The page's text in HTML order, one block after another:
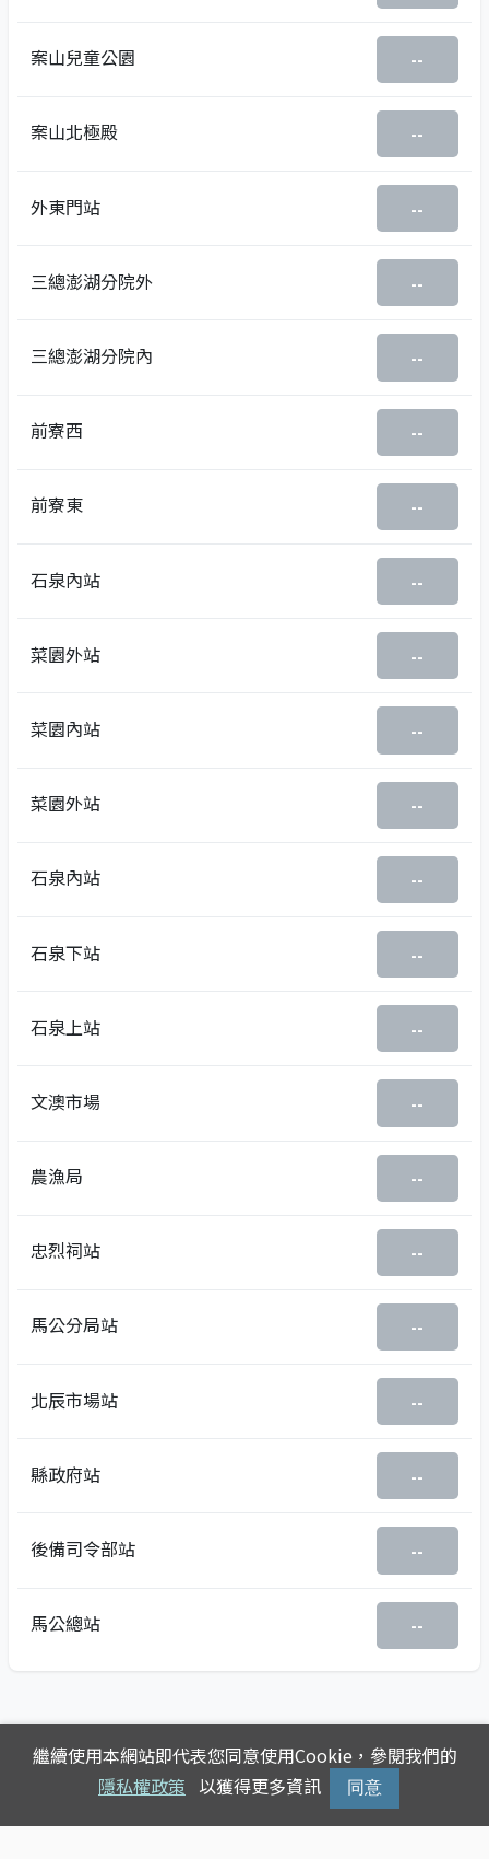
案山兒童公園 --
案山北極殿 --
外東門站 --
三總澎湖分院外 --
三總澎湖分院內 --
前寮西 --
前寮東 --
石泉內站 --
菜園外站 --
菜園內站 --
菜園外站 --
石泉內站 --
石泉下站 --
石泉上站 --
文澳市場 --
農漁局 --
忠烈祠站 --
馬公分局站 --
北辰市場站 --
縣政府站 --
後備司令部站 --
馬公總站 --
繼續使用本網站即代表您同意使用Cookie，參閱我們的
隱私權政策 以獲得更多資訊 同意